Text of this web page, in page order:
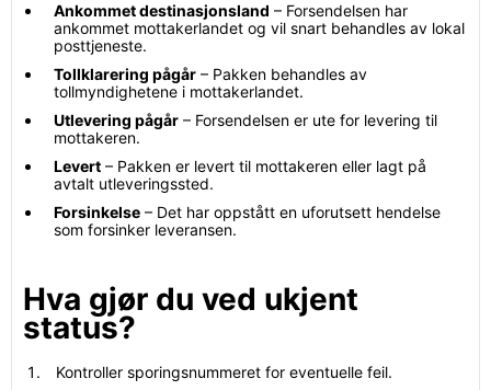
Ankommet destinasjonsland – Forsendelsen har
ankommet mottakerlandet og vil snart behandles av lokal
posttjeneste.
Tollklarering pågår – Pakken behandles av
tollmyndighetene i mottakerlandet.
Utlevering pågår – Forsendelsen er ute for levering til
mottakeren.
Levert – Pakken er levert til mottakeren eller lagt på
avtalt utleveringssted.
Forsinkelse – Det har oppstått en uforutsett hendelse
som forsinker leveransen.
Hva gjør du ved ukjent
status?
Kontroller sporingsnummeret for eventuelle feil.